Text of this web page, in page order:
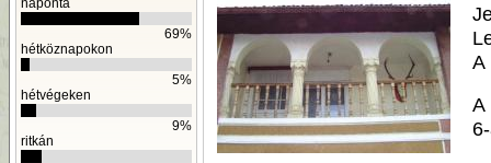
naponta
69%
hétköznapokon
5%
hétvégeken
9%
ritkán
A
A